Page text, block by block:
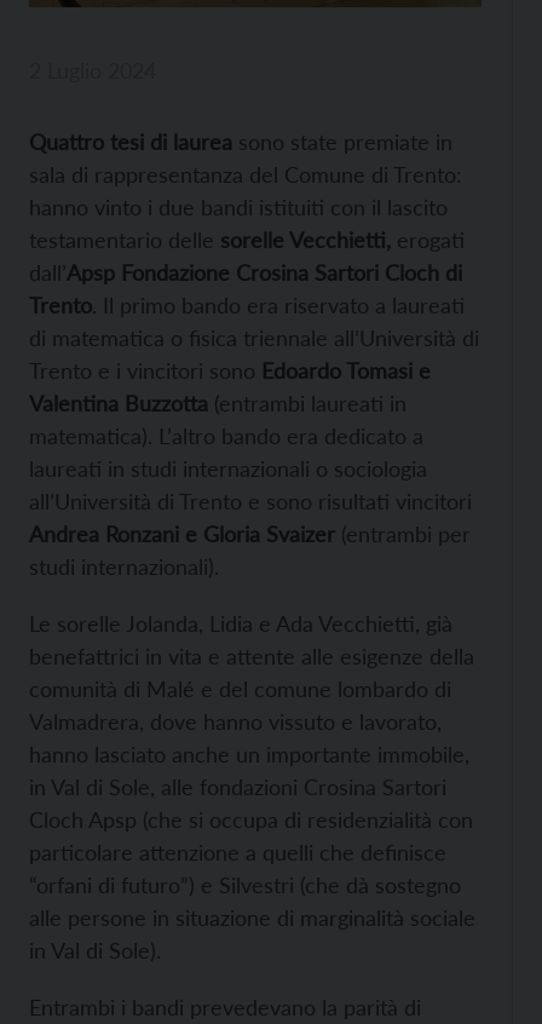
Quattro tesi di laurea sono state premiate in
sala di rappresentanza del Comune di Trento:
hanno vinto i due bandi istituiti con il lascito
testamentario delle sorelle Vecchietti, erogati
dall’Apsp Fondazione Crosina Sartori Cloch di
Trento. Il primo bando era riservato a laureati
di matematica o fisica triennale all’Università di
Trento e i vincitori sono Edoardo Tomasi e
Valentina Buzzotta (entrambi laureati in
matematica). L’altro bando era dedicato a
laureati in studi internazionali o sociologia
all’Università di Trento e sono risultati vincitori
Andrea Ronzani e Gloria Svaizer (entrambi per
studi internazionali).
Le sorelle Jolanda, Lidia e Ada Vecchietti, già
benefattrici in vita e attente alle esigenze della
comunità di Malé e del comune lombardo di
Valmadrera, dove hanno vissuto e lavorato,
hanno lasciato anche un importante immobile,
in Val di Sole, alle fondazioni Crosina Sartori
Cloch Apsp (che si occupa di residenzialità con
particolare attenzione a quelli che definisce
“orfani di futuro”) e Silvestri (che dà sostegno
alle persone in situazione di marginalità sociale
in Val di Sole).
Entrambi i bandi prevedevano la parità di